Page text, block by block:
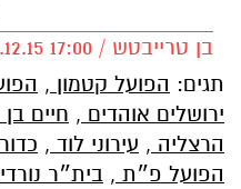
בן טרייבטש / 17:00 18.12.15
תגים: הפועל קטמון ,
ירושלים אוהדים , חיים בן
הרצליה , עירוני לוד ,
הפועל פ״ת , בית״ר